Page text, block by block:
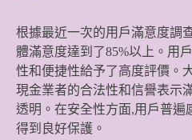
根據最近一次的用戶滿意度調
體滿意度達到了85%以上。用
性和便捷性給予了高度評價。
現金業者的合法性和信譽表示
透明。在安全性方面,用戶普遍
得到良好保護。